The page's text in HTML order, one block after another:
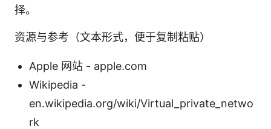
择。
资源与参考（文本形式，便于复制粘贴）
Apple 网站 - apple.com
Wikipedia -
en.wikipedia.org/wiki/Virtual_private_netwo
rk